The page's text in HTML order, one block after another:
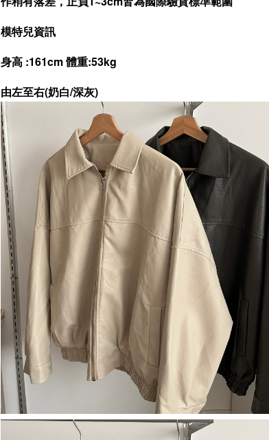
模特兒資訊
身高 :161cm 體重:53kg
由左至右(奶白/深灰)